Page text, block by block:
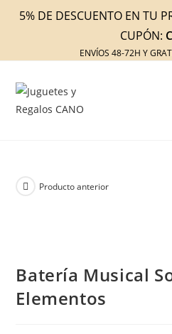
5% DE DESCUENTO EN TU
CUPÓN:
ENVÍOS 48-72H Y
Producto anterior
Batería Musical
Elementos